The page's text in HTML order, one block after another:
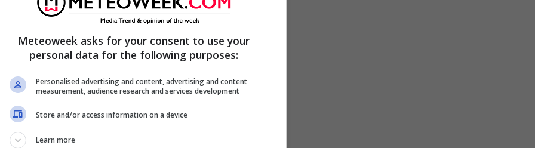
e vincere una casa. Un modo veloce, facile
tuoi 5 numeri fortunati, puoi tentare la sorte
VinciCasa.
scheda, devi solo consegnare quella che
a
Meteoweek asks for your consent to use your
personal data for the following purposes:
Personalised advertising and content, advertising and content
measurement, audience research and services development
Store and/or access information on a device
Learn more